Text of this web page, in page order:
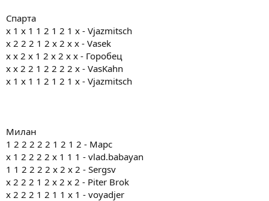
Спарта
х 1 х 1 1 2 1 2 1 х - Vjazmitsch
x 2 2 2 1 2 x 2 x x - Vasek
х х 2 х 1 2 х 2 х х - Горобец
х х 2 2 1 2 2 2 2 х - VasKahn
х 1 х 1 1 2 1 2 1 х - Vjazmitsch
Милан
1 2 2 2 2 2 1 2 1 2 - Марс
х 1 2 2 2 2 х 1 1 1 - vlad.babayan
1 1 2 2 2 2 х 2 х 2 - Sergsv
х 2 2 2 1 2 х 2 х 2 - Piter Brok
х 2 2 2 1 2 1 1 х 1 - voyadjer